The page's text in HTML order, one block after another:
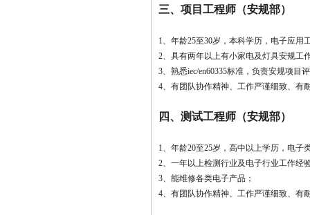
三、项目工程师（安规部）
1、年龄25至30岁，本科学历，电子应用
2、具有两年以上有小家电及灯具安规工
3、熟悉iec/en60335标准，负责安规项目
4、有团队协作精神、工作严谨细致、有
四、测试工程师（安规部）
1、年龄20至25岁，高中以上学历，电子
2、一年以上检测行业及电子行业工作经
3、能维修各类电子产品；
4、有团队协作精神、工作严谨细致、有